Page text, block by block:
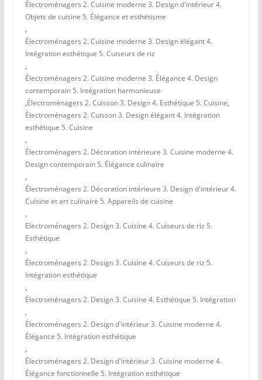
Électroménagers 2. Cuisine moderne 3. Design d'intérieur 4.
Objets de cuisine 5. Élégance et esthétisme
,
Électroménagers 2. Cuisine moderne 3. Design élégant 4.
Intégration esthétique 5. Cuiseurs de riz
,
Électroménagers 2. Cuisine moderne 3. Élégance 4. Design
contemporain 5. Intégration harmonieuse
,Électroménagers 2. Cuisson 3. Design 4. Esthétique 5. Cuisine,
Électroménagers 2. Cuisson 3. Design élégant 4. Intégration
esthétique 5. Cuisine
,
Électroménagers 2. Décoration intérieure 3. Cuisine moderne 4.
Design contemporain 5. Élégance culinaire
,
Électroménagers 2. Décoration intérieure 3. Design d'intérieur 4.
Cuisine et art culinaire 5. Appareils de cuisine
,
Electroménagers 2. Design 3. Cuisine 4. Cuiseurs de riz 5.
Esthétique
,
Électroménagers 2. Design 3. Cuisine 4. Cuiseurs de riz 5.
Intégration esthétique
,
Électroménagers 2. Design 3. Cuisine 4. Esthétique 5. Intégration
,
Électroménagers 2. Design d'intérieur 3. Cuisine moderne 4.
Élégance 5. Intégration esthétique
,
Électroménagers 2. Design d'intérieur 3. Cuisine moderne 4.
Élégance fonctionnelle 5. Intégration esthétique